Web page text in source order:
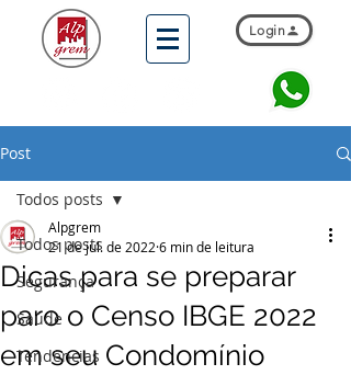
Login
Post
Todos posts
Segurança
Saúde
Tendências
Todos posts
Dicas para se preparar
paro o Censo IBGE 2022
em seu Condomínio
Alpgrem
21 de jul. de 2022 6 min de leitura